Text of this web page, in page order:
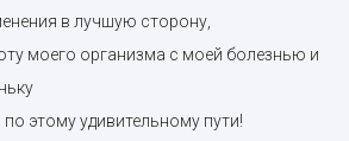
в лучшую сторону,
моего организма с моей болезнью и
этому удивительному пути!